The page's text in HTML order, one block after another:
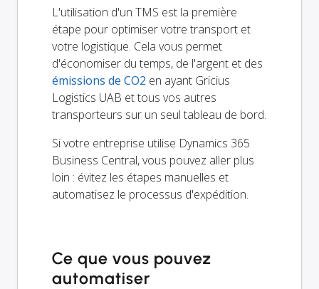
L'utilisation d'un TMS est la première
étape pour optimiser votre transport et
votre logistique. Cela vous permet
d'économiser du temps, de l'argent et des
émissions de CO2 en ayant Gricius
Logistics UAB et tous vos autres
transporteurs sur un seul tableau de bord.
Si votre entreprise utilise Dynamics 365
Business Central, vous pouvez aller plus
loin : évitez les étapes manuelles et
automatisez le processus d'expédition.
Ce que vous pouvez
automatiser